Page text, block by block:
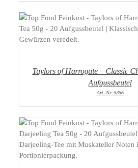
DETAILS
Taylors of Harrogate – Classic
Aufgussbeutel
Art.-Nr.:5356
DETAILS